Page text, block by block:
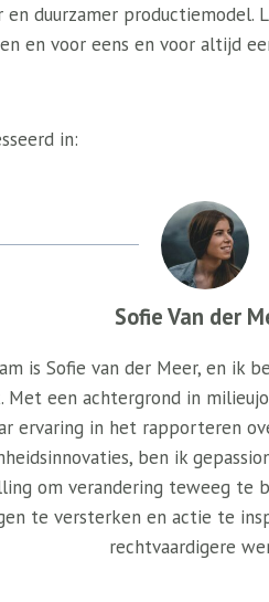
duurzamer productiemodel.
en voor eens en voor altijd
in:
Sofie Van der
is Sofie van der Meer, en ik
Met een achtergrond in
ervaring in het rapporteren
ben ik
om verandering teweeg te
te versterken en actie te
rechtvaardigere